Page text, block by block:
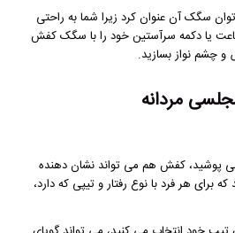
سگک آن عنوان کرد زیرا شما به راحتی
یا دکمه سرآستین خود را با سگک کفش
چشم نواز بسازید.
مردانه
پوشید، کفش هم می تواند نشان دهنده
هر فرد با نوع رفتار و تیپی که دارد،